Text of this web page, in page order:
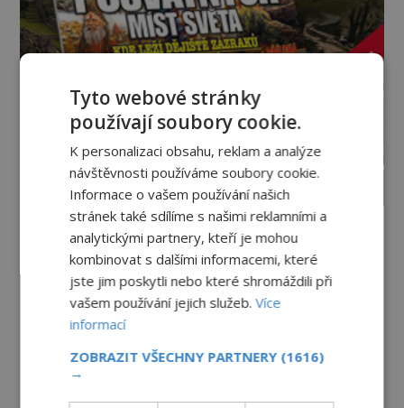
PROLISTOVAT ČASOPIS
Tyto webové stránky
používají soubory cookie.
K personalizaci obsahu, reklam a analýze
návštěvnosti používáme soubory cookie.
Informace o vašem používání našich
stránek také sdílíme s našimi reklamními a
analytickými partnery, kteří je mohou
kombinovat s dalšími informacemi, které
jste jim poskytli nebo které shromáždili při
vašem používání jejich služeb.Více
informací
ZOBRAZIT VŠECHNY PARTNERY (1616)
→